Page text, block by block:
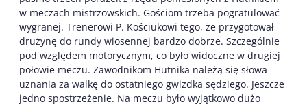
w meczach mistrzowskich. Gościom trzeba pogratulować
wygranej. Trenerowi P. Kościukowi tego, że przygotował
drużynę do rundy wiosennej bardzo dobrze. Szczególnie
pod względem motorycznym, co było widoczne w drugiej
połowie meczu. Zawodnikom Hutnika należą się słowa
uznania za walkę do ostatniego gwizdka sędziego. Jeszcze
jedno spostrzeżenie. Na meczu było wyjątkowo dużo